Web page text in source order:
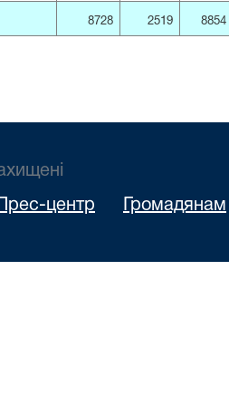
8728 2519 8854
Прес-центр Громадянам